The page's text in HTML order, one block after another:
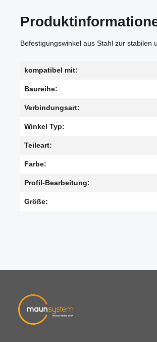
Befestigungswinkel aus Stahl zur stabilen
kompatibel mit:
Baureihe:
Verbindungsart:
Winkel Typ:
Teileart:
Farbe:
Profil-Bearbeitung:
Größe: